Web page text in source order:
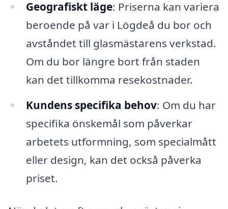
Geografiskt läge: Priserna kan variera
beroende på var i Lögdeå du bor och
avståndet till glasmästarens verkstad.
Om du bor längre bort från staden
kan det tillkomma resekostnader.
Kundens specifika behov: Om du har
specifika önskemål som påverkar
arbetets utformning, som specialmått
eller design, kan det också påverka
priset.